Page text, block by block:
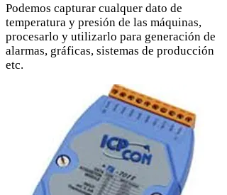
Podemos capturar cualquer dato de
temperatura y presión de las máquinas,
procesarlo y utilizarlo para generación de
alarmas, gráficas, sistemas de producción
etc.